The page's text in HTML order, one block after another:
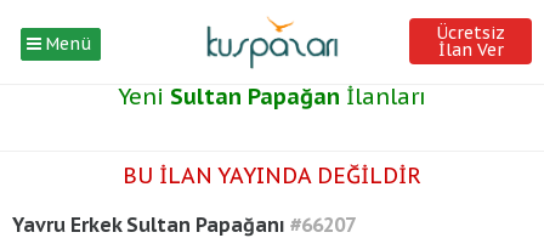
Menü Ücretsiz
İlan Ver
Yeni Sultan Papağan İlanları
BU İLAN YAYINDA DEĞİLDİR
Yavru Erkek Sultan Papağanı #66207